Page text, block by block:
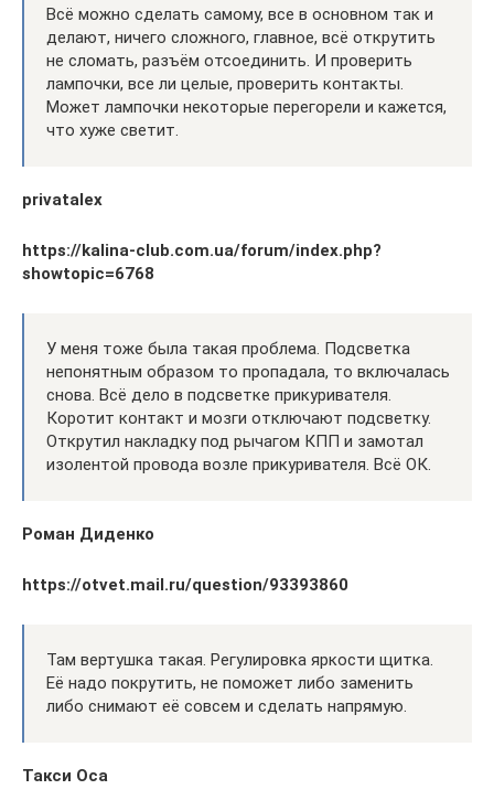
Всё можно сделать самому, все в основном так и
делают, ничего сложного, главное, всё открутить
не сломать, разъём отсоединить. И проверить
лампочки, все ли целые, проверить контакты.
Может лампочки некоторые перегорели и кажется,
что хуже светит.
privatalex
https://kalina-club.com.ua/forum/index.php?
showtopic=6768
У меня тоже была такая проблема. Подсветка
непонятным образом то пропадала, то включалась
снова. Всё дело в подсветке прикуривателя.
Коротит контакт и мозги отключают подсветку.
Открутил накладку под рычагом КПП и замотал
изолентой провода возле прикуривателя. Всё ОК.
Роман Диденко
https://otvet.mail.ru/question/93393860
Там вертушка такая. Регулировка яркости щитка.
Её надо покрутить, не поможет либо заменить
либо снимают её совсем и сделать напрямую.
Такси Оса